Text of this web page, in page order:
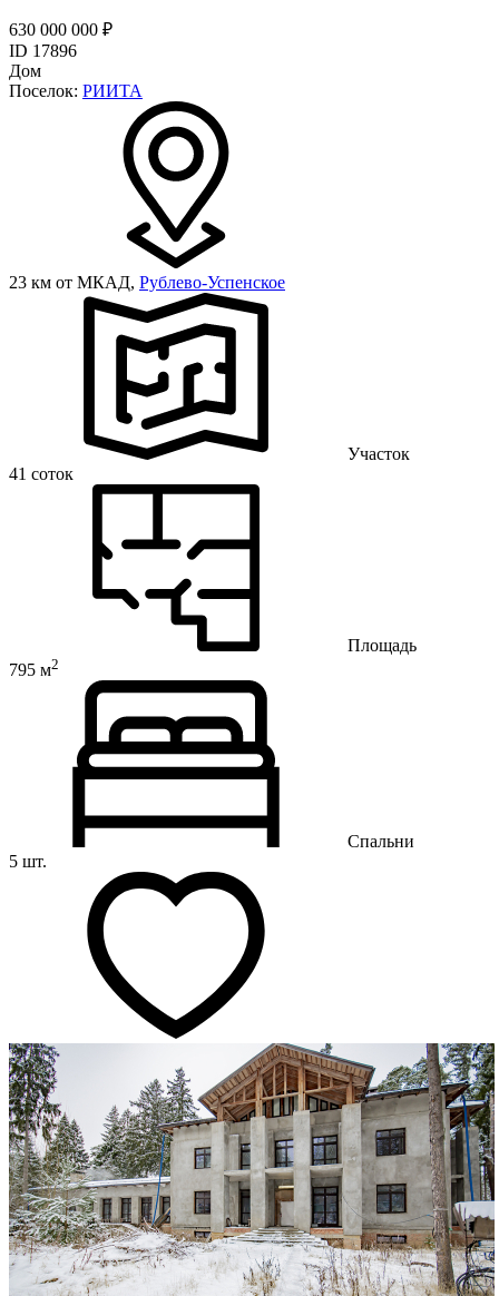
630 000 000 ₽
ID 17896
Дом
Поселок: РИИТА
23 км от МКАД, Рублево-Успенское
Участок
41 соток
Площадь
795 м2
Спальни
5 шт.